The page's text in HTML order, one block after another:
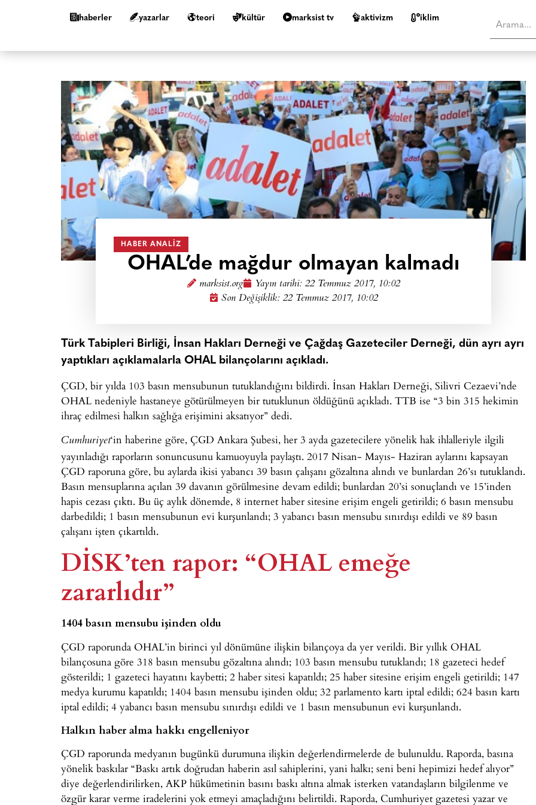
haberler yazarlar teori kültür marksist tv aktivizm i̇klim
HABER ANALIZ
OHAL’de mağdur olmayan kalmadı
marksist.org Yayın tarihi: 22 Temmuz 2017, 10:02
Son Değişiklik: 22 Temmuz 2017, 10:02
Türk Tabipleri Birliği, İnsan Hakları Derneği ve Çağdaş Gazeteciler Derneği, dün ayrı ayrı
yaptıkları açıklamalarla OHAL bilançolarını açıkladı.
ÇGD, bir yılda 103 basın mensubunun tutuklandığını bildirdi. İnsan Hakları Derneği, Silivri Cezaevi’nde
OHAL nedeniyle hastaneye götürülmeyen bir tutuklunun öldüğünü açıkladı. TTB ise “3 bin 315 hekimin
ihraç edilmesi halkın sağlığa erişimini aksatıyor” dedi.
Cumhuriyet‘in haberine göre, ÇGD Ankara Şubesi, her 3 ayda gazetecilere yönelik hak ihlalleriyle ilgili
yayınladığı raporların sonuncusunu kamuoyuyla paylaştı. 2017 Nisan- Mayıs- Haziran aylarını kapsayan
ÇGD raporuna göre, bu aylarda ikisi yabancı 39 basın çalışanı gözaltına alındı ve bunlardan 26’sı tutuklandı.
Basın mensuplarına açılan 39 davanın görülmesine devam edildi; bunlardan 20’si sonuçlandı ve 15’inden
hapis cezası çıktı. Bu üç aylık dönemde, 8 internet haber sitesine erişim engeli getirildi; 6 basın mensubu
darbedildi; 1 basın mensubunun evi kurşunlandı; 3 yabancı basın mensubu sınırdışı edildi ve 89 basın
çalışanı işten çıkartıldı.
DİSK’ten rapor: “OHAL emeğe
zararlıdır”
1404 basın mensubu işinden oldu
ÇGD raporunda OHAL’in birinci yıl dönümüne ilişkin bilançoya da yer verildi. Bir yıllık OHAL
bilançosuna göre 318 basın mensubu gözaltına alındı; 103 basın mensubu tutuklandı; 18 gazeteci hedef
gösterildi; 1 gazeteci hayatını kaybetti; 2 haber sitesi kapatıldı; 25 haber sitesine erişim engeli getirildi; 147
medya kurumu kapatıldı; 1404 basın mensubu işinden oldu; 32 parlamento kartı iptal edildi; 624 basın kartı
iptal edildi; 4 yabancı basın mensubu sınırdışı edildi ve 1 basın mensubunun evi kurşunlandı.
Halkın haber alma hakkı engelleniyor
ÇGD raporunda medyanın bugünkü durumuna ilişkin değerlendirmelerde de bulunuldu. Raporda, basına
yönelik baskılar “Baskı artık doğrudan haberin asıl sahiplerini, yani halkı; seni beni hepimizi hedef alıyor”
diye değerlendirilirken, AKP hükümetinin basını baskı altına almak isterken vatandaşların bilgilenme ve
özgür karar verme iradelerini yok etmeyi amaçladığını belirtildi. Raporda, Cumhuriyet gazetesi yazar ve